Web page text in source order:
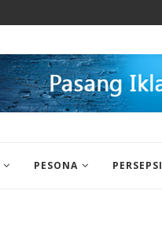
PESONA PERSEPSI